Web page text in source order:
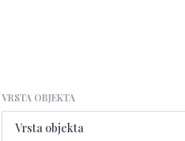
VRSTA OBJEKTA